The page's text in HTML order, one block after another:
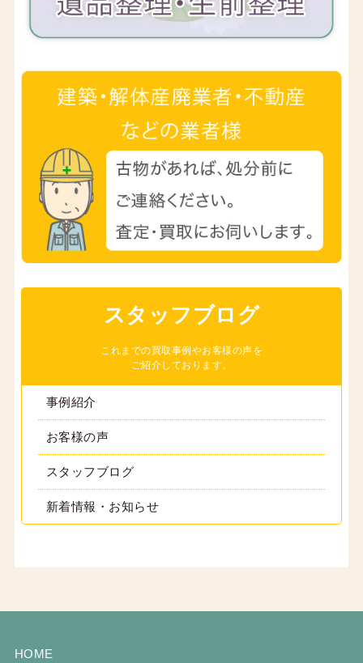
スタッフブログ
これまでの買取事例やお客様の声を
ご紹介しております。
事例紹介
お客様の声
スタッフブログ
新着情報・お知らせ
HOME